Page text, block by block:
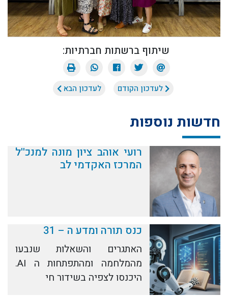
שיתוף ברשתות חברתיות:
לעדכון הקודם לעדכון הבא
חדשות נוספות
רועי אוהב ציון מונה למנכ''ל
המרכז האקדמי לב
כנס תורה ומדע ה – 31
האתגרים והשאלות שנבעו
מהמלחמה ומהתפתחות ה AI.
היכנסו לצפיה בשידור חי